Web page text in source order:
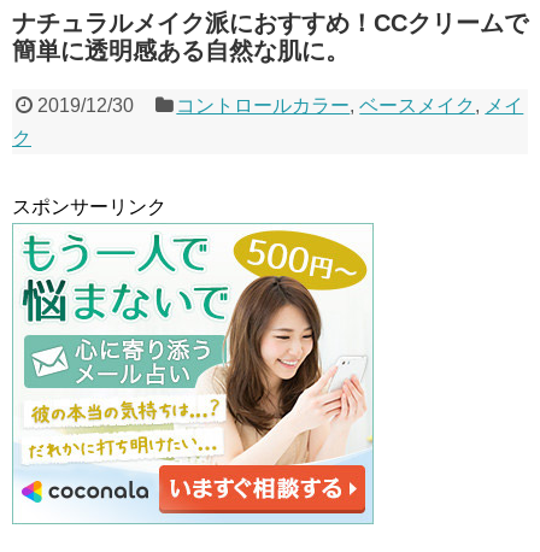
ナチュラルメイク派におすすめ！CCクリームで
簡単に透明感ある自然な肌に。
2019/12/30 コントロールカラー,ベースメイク , メイ
ク
スポンサーリンク